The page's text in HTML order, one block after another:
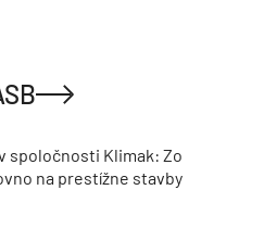
spoločnosti Klimak: Zo
na prestížne stavby